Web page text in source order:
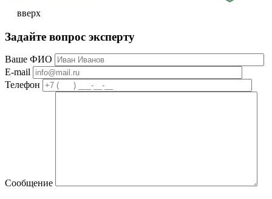
вверх
Задайте вопрос эксперту
Ваше ФИО
E-mail
Телефон
Сообщение